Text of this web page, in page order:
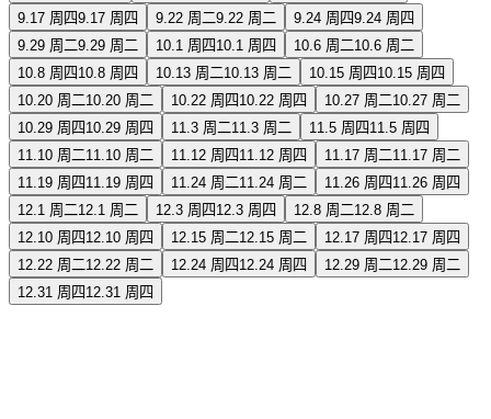
9.17 周四9.17 周四 9.22 周二9.22 周二 9.24 周四9.24 周四
9.29 周二9.29 周二 10.1 周四 10.1 周四 10.6 周二10.6 周二
10.8 周四 10.8 周四 10.13 周二10.13 周二 10.15 周四 10.15 周四
10.20 周二10.20 周二 10.22 周四 10.22 周四 10.27 周二10.27 周二
10.29 周四 10.29 周四 11.3 周二11.3 周二 11.5 周四 11.5 周四
11.10 周二11.10 周二 11.12 周四 11.12 周四 11.17 周二11.17 周二
11.19 周四 11.19 周四 11.24 周二11.24 周二 11.26 周四 11.26 周四
12.1 周二12.1 周二 12.3 周四 12.3 周四 12.8 周二12.8 周二
12.10 周四 12.10 周四 12.15 周二12.15 周二 12.17 周四 12.17 周四
12.22 周二12.22 周二 12.24 周四 12.24 周四 12.29 周二12.29 周二
12.31 周四 12.31 周四